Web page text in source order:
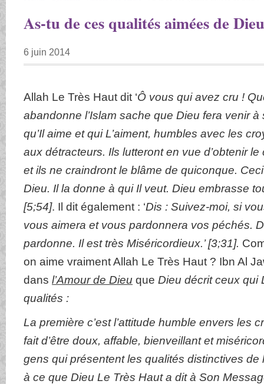
As-tu de ces qualités aimées de
6 juin 2014
Allah Le Très Haut dit ‘Ô vous qui avez cru !
abandonne l’Islam sache que Dieu fera venir
qu’Il aime et qui L’aiment, humbles avec les
aux détracteurs. Ils lutteront en vue d’obtenir
et ils ne craindront le blâme de quiconque.
Dieu. Il la donne à qui Il veut. Dieu embrasse
[5;54]. Il dit également : ‘Dis : Suivez-moi, si
vous aimera et vous pardonnera vos péchés.
pardonne. Il est très Miséricordieux.’[3;31].
on aime vraiment Allah Le Très Haut ? Ibn Al
dans l’Amour de Dieu que Dieu décrit ceux qui
qualités :
La première c’est l’attitude humble envers les
fait d’être doux, affable, bienveillant et
gens qui présentent les qualités distinctives de
à ce que Dieu Le Très Haut a dit à Son